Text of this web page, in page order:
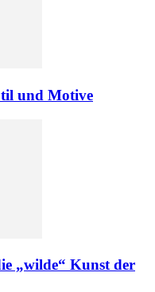
und Motive
„wilde“ Kunst der